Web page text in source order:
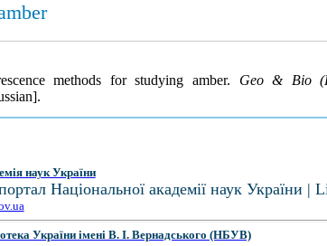
methods for studying amber. Geo & Bio
наук України
Національної академії наук України |
України імені В. І. Вернадського (НБУВ)